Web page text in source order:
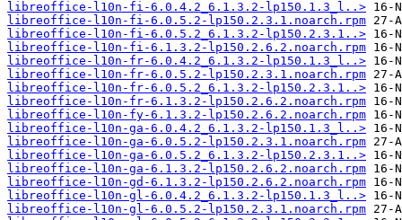
libreoffice-l10n-fi-6.0.4.2_6.1.3.2-lp150.1.3_l..>
libreoffice-l10n-fi-6.0.5.2-lp150.2.3.1.noarch.rpm
libreoffice-l10n-fi-6.0.5.2_6.1.3.2-lp150.2.3.1..>
libreoffice-l10n-fi-6.1.3.2-lp150.2.6.2.noarch.rpm
libreoffice-l10n-fr-6.0.4.2_6.1.3.2-lp150.1.3_l..>
libreoffice-l10n-fr-6.0.5.2-lp150.2.3.1.noarch.rpm
libreoffice-l10n-fr-6.0.5.2_6.1.3.2-lp150.2.3.1..>
libreoffice-l10n-fr-6.1.3.2-lp150.2.6.2.noarch.rpm
libreoffice-l10n-fy-6.1.3.2-lp150.2.6.2.noarch.rpm
libreoffice-l10n-ga-6.0.4.2_6.1.3.2-lp150.1.3_l..>
libreoffice-l10n-ga-6.0.5.2-lp150.2.3.1.noarch.rpm
libreoffice-l10n-ga-6.0.5.2_6.1.3.2-lp150.2.3.1..>
libreoffice-l10n-ga-6.1.3.2-lp150.2.6.2.noarch.rpm
libreoffice-l10n-gd-6.1.3.2-lp150.2.6.2.noarch.rpm
libreoffice-l10n-gl-6.0.4.2_6.1.3.2-lp150.1.3_l..>
libreoffice-l10n-gl-6.0.5.2-lp150.2.3.1.noarch.rpm